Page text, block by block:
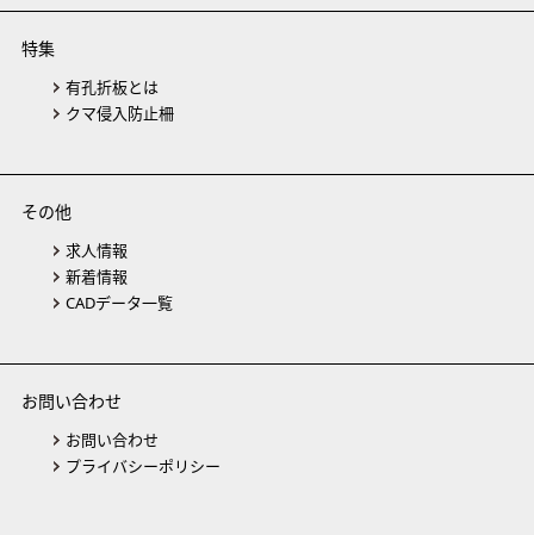
特集
有孔折板とは
クマ侵入防止柵
その他
求人情報
新着情報
CADデータ一覧
お問い合わせ
お問い合わせ
プライバシーポリシー